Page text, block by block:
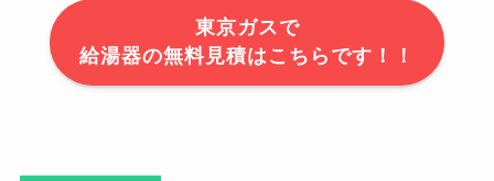
東京ガスで
給湯器の無料見積はこちらです！！